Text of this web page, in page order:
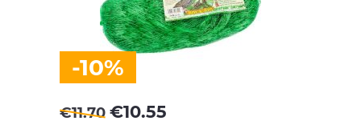
-10%
€11.70 €10.55